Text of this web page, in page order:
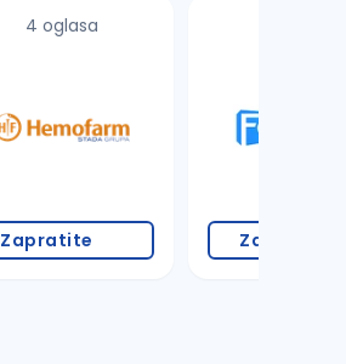
4 oglasa
Zapratite Zapratite